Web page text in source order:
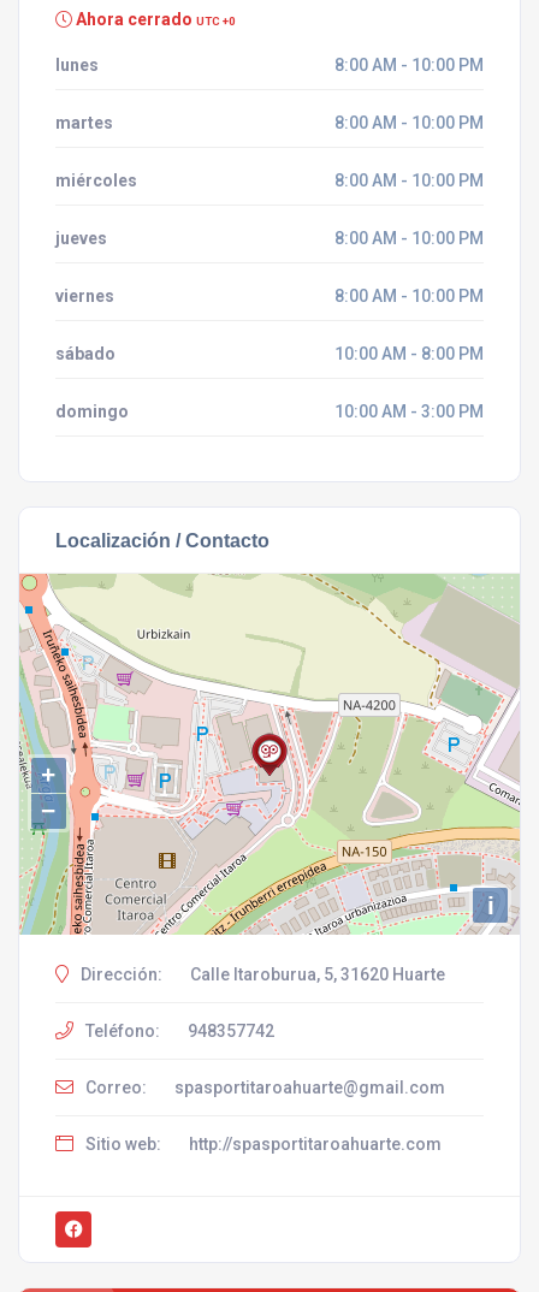
Ahora cerrado UTC +0
lunes 8:00 AM - 10:00 PM
martes 8:00 AM - 10:00 PM
miércoles 8:00 AM - 10:00 PM
jueves 8:00 AM - 10:00 PM
viernes 8:00 AM - 10:00 PM
sábado 10:00 AM - 8:00 PM
domingo 10:00 AM - 3:00 PM
Localización / Contacto
+
−
i
Dirección: Calle Itaroburua, 5, 31620 Huarte
Teléfono: 948357742
Correo: spasportitaroahuarte@gmail.com
Sitio web: http://spasportitaroahuarte.com